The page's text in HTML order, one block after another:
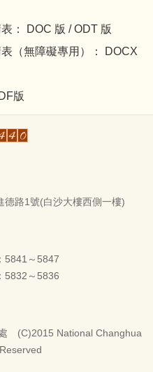
： DOC 版 /ODT 版
（無障礙專用）：
DOCX
版
德路1號(白沙大樓西側一樓)
5841～5847
5832～5836
(C)2015 National Changhua